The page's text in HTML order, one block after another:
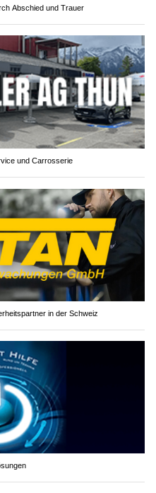
Abschied und Trauer
und Carrosserie
in der Schweiz